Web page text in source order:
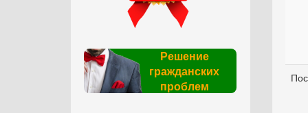
Решение
гражданских
проблем